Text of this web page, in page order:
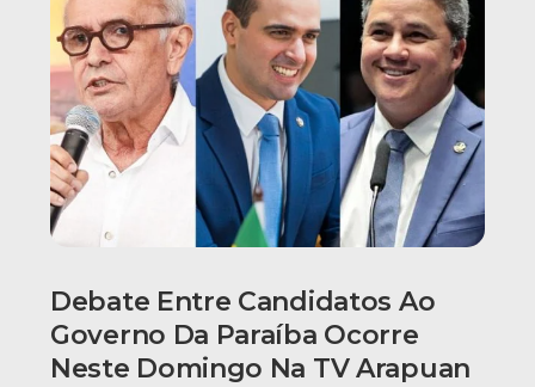
Debate Entre Candidatos Ao
Governo Da Paraíba Ocorre
Neste Domingo Na TV Arapuan